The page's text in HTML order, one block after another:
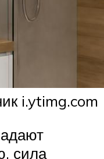
i.ytimg.com
сила